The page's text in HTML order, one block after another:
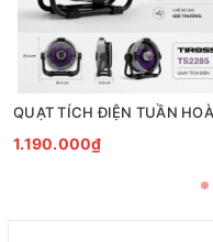
1.190.000₫